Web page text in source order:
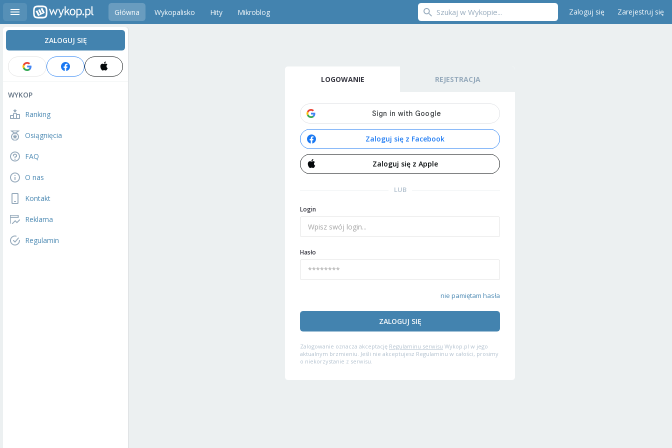
Główna Wykopalisko Hity Mikroblog Zaloguj się Zarejestruj się
ZALOGUJ SIĘ
WYKOP
Ranking
Osiągnięcia
FAQ
O nas
Kontakt
Reklama
Regulamin
LOGOWANIE REJESTRACJA
Zaloguj się z Facebook
Zaloguj się z Apple
LUB
Login
Hasło
nie pamiętam hasła
ZALOGUJ SIĘ
Zalogowanie oznacza akceptację Regulaminu serwisu Wykop.pl w jego
aktualnym brzmieniu. Jeśli nie akceptujesz Regulaminu w całości, prosimy
o niekorzystanie z serwisu.